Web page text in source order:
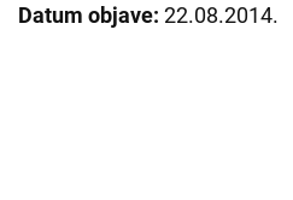
Datum objave: 22.08.2014.